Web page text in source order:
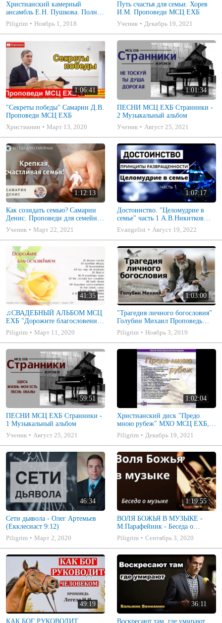
Христианский камерный
ансамбль Е.Н. Пушкова. Полное
собрание
Piligrim Ноябрь 1, 2018
Путь счастья для семьи. Хорев
И.М. Проповеди МСЦ ЕХБ
Ученик
Декабрь 19, 2021
1:06:41
"Секреты победы" Самарин Д.В.
Проповеди МСЦ ЕХБ
Христианин
Март 13, 2020
1:01:34
ПЕСНИ МСЦ ЕХБ Странники -
2 Музыкальный альбом
Ученик
Август 25, 2021
1:12:13
Как созидать семью? Самарин
Денис. Проповеди для семейных
МСЦ ЕХБ
Ученик Март 22, 2021
1:07:17
Достоинство. "Целомудрие в
семье" часть 1 А.В.Никитков
Беседа для семейных МСЦ ЕХБ
Evangelist Август 19, 2022
41:35
♫СВАДЕБНЫЙ АЛЬБОМ МСЦ
ЕХБ "Дорожите благословением
- Христианские песни.
Музыкальный диск. Псалмы
Piligrim Март 11, 2020
1:03:00
"Трагедия личного богословия"
Голубин Михаил Проповедь
2019
Piligrim Ноябрь 3, 2019
59:51
ПЕСНИ МСЦ ЕХБ Странники -
1 Музыкальный альбом
Ученик
Август 25, 2021
1:02:04
Христианский диск "Предо
мною рубеж" МХО МСЦ ЕХБ,
музыкальный альбом, пение,
музыка
Piligrim Декабрь 19, 2021
46:34
Сети дьявола - Олег Артемьев
(Екклесиаст 9:12)
Piligrim
Март 2, 2020
1:19:55
ВОЛЯ БОЖЬЯ В МУЗЫКЕ -
М.Парафейник - Беседа о
музыке 2
Piligrim Сентябрь 3, 2020
49:19
КАК БОГ РУКОВОДИТ
36:11
Воскресают там, где умирают.